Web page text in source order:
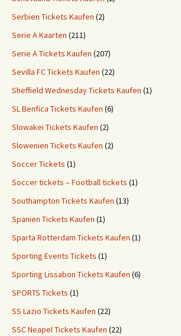
Serbien Tickets Kaufen (2)
Serie A Kaarten (211)
Serie A Tickets Kaufen (207)
Sevilla FC Tickets Kaufen (22)
Sheffield Wednesday Tickets Kaufen (1)
SL Benfica Tickets Kaufen (6)
Slowakei Tickets Kaufen (2)
Slowenien Tickets Kaufen (2)
Soccer Tickets (1)
Soccer tickets – Football tickets (1)
Southampton Tickets Kaufen (13)
Spanien Tickets Kaufen (1)
Sparta Rotterdam Tickets Kaufen (1)
Sporting Events Tickets (1)
Sporting Lissabon Tickets Kaufen (6)
SPORTS Tickets (1)
SS Lazio Tickets Kaufen (22)
SSC Neapel Tickets Kaufen (22)